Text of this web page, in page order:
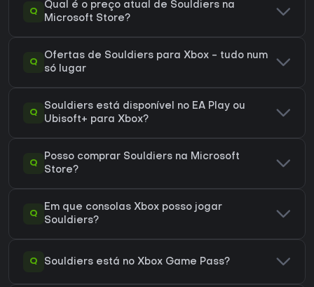
Q
Qual é o preço atual de Souldiers na
Microsoft Store?
Q
Ofertas de Souldiers para Xbox - tudo num
só lugar
Q
Souldiers está disponível no EA Play ou
Ubisoft+ para Xbox?
Q
Posso comprar Souldiers na Microsoft
Store?
Q
Em que consolas Xbox posso jogar
Souldiers?
Q Souldiers está no Xbox Game Pass?